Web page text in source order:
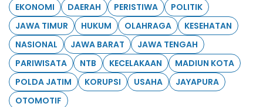
EKONOMI
DAERAH PERISTIWA
POLITIK
JAWA TIMUR
HUKUM OLAHRAGA
KESEHATAN
NASIONAL
JAWA BARAT
JAWA TENGAH
PARIWISATA
NTB KECELAKAAN
MADIUN KOTA
POLDA JATIM
KORUPSI USAHA
JAYAPURA
OTOMOTIF